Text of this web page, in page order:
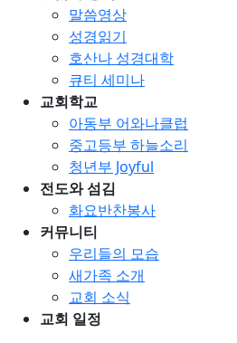
말씀영상
성경읽기
호산나 성경대학
큐티 세미나
교회학교
아동부 어와나클럽
중고등부 하늘소리
청년부 Joyful
전도와 섬김
화요반찬봉사
커뮤니티
우리들의 모습
새가족 소개
교회 소식
교회 일정